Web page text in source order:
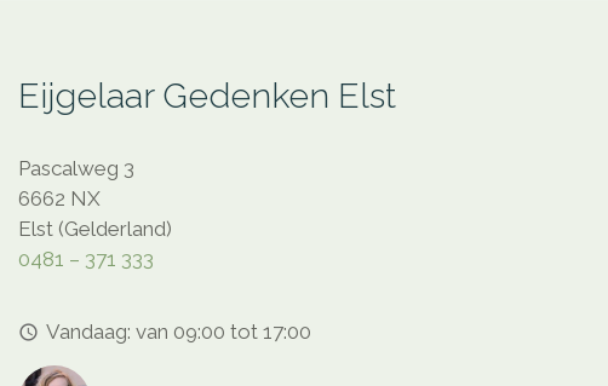
Eijgelaar Gedenken Elst
Pascalweg 3
6662 NX
Elst (Gelderland)
0481 – 371 333
access_time Vandaag: van 09:00 tot 17:00